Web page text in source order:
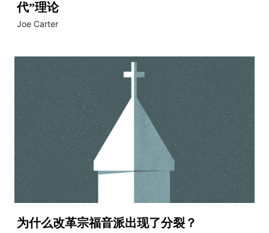
代”理论
Joe Carter
为什么改革宗福音派出现了分裂？